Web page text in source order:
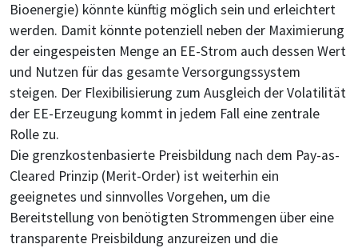
Bioenergie) könnte künftig möglich sein und erleichtert
werden. Damit könnte potenziell neben der Maximierung
der eingespeisten Menge an EE-Strom auch dessen Wert
und Nutzen für das gesamte Versorgungssystem
steigen. Der Flexibilisierung zum Ausgleich der Volatilität
der EE-Erzeugung kommt in jedem Fall eine zentrale
Rolle zu.
Die grenzkostenbasierte Preisbildung nach dem Pay-as-
Cleared Prinzip (Merit-Order) ist weiterhin ein
geeignetes und sinnvolles Vorgehen, um die
Bereitstellung von benötigten Strommengen über eine
transparente Preisbildung anzureizen und die